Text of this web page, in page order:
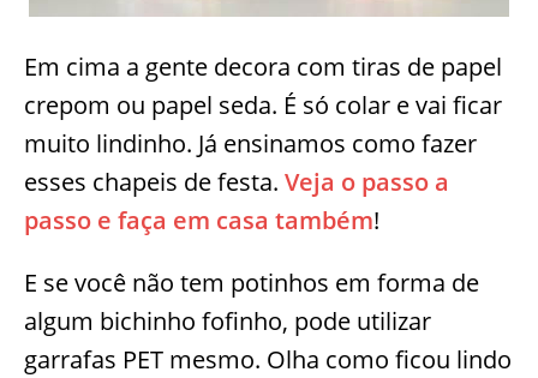
Em cima a gente decora com tiras de papel
crepom ou papel seda. É só colar e vai ficar
muito lindinho. Já ensinamos como fazer
esses chapeis de festa. Veja o passo a
passo e faça em casa também!
E se você não tem potinhos em forma de
algum bichinho fofinho, pode utilizar
garrafas PET mesmo. Olha como ficou lindo